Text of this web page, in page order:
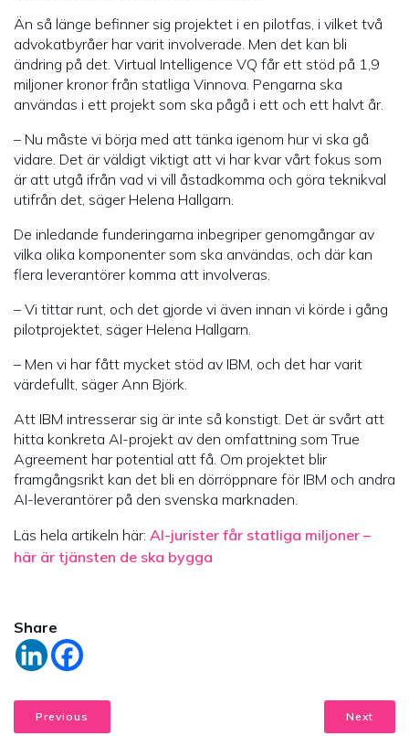
Än så länge befinner sig projektet i en pilotfas, i vilket två
advokatbyråer har varit involverade. Men det kan bli
ändring på det. Virtual Intelligence VQ får ett stöd på 1,9
miljoner kronor från statliga Vinnova. Pengarna ska
användas i ett projekt som ska pågå i ett och ett halvt år.
– Nu måste vi börja med att tänka igenom hur vi ska gå
vidare. Det är väldigt viktigt att vi har kvar vårt fokus som
är att utgå ifrån vad vi vill åstadkomma och göra teknikval
utifrån det, säger Helena Hallgarn.
De inledande funderingarna inbegriper genomgångar av
vilka olika komponenter som ska användas, och där kan
flera leverantörer komma att involveras.
– Vi tittar runt, och det gjorde vi även innan vi körde i gång
pilotprojektet, säger Helena Hallgarn.
– Men vi har fått mycket stöd av IBM, och det har varit
värdefullt, säger Ann Björk.
Att IBM intresserar sig är inte så konstigt. Det är svårt att
hitta konkreta AI-projekt av den omfattning som True
Agreement har potential att få. Om projektet blir
framgångsrikt kan det bli en dörröppnare för IBM och andra
AI-leverantörer på den svenska marknaden.
Läs hela artikeln här: AI-jurister får statliga miljoner –
här är tjänsten de ska bygga
Share
Previous Next